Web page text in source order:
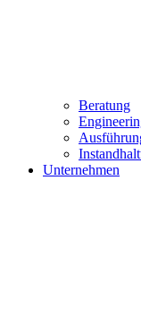
Beratung
Unternehmen